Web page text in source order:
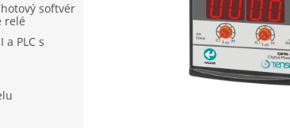
softvér
relé
a PLC s